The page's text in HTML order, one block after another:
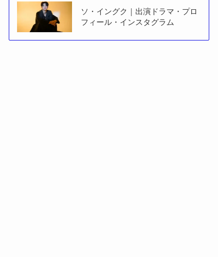
ソ・イングク｜出演ドラマ・プロ
フィール・インスタグラム